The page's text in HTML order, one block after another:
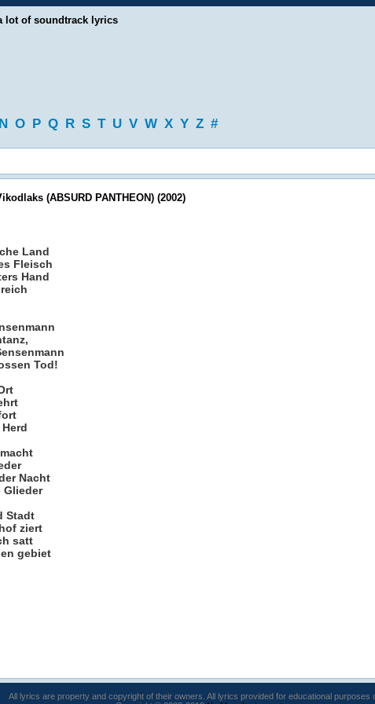
lot of soundtrack lyrics
N O P Q R S T U V W X Y Z #
(ABSURD PANTHEON) (2002)
Land
Fleisch
Hand
Tod!
Nacht
Glieder
Stadt
ziert
satt
gebiet
All lyrics are property and copyright of their owners. All lyrics provided for educational purposes